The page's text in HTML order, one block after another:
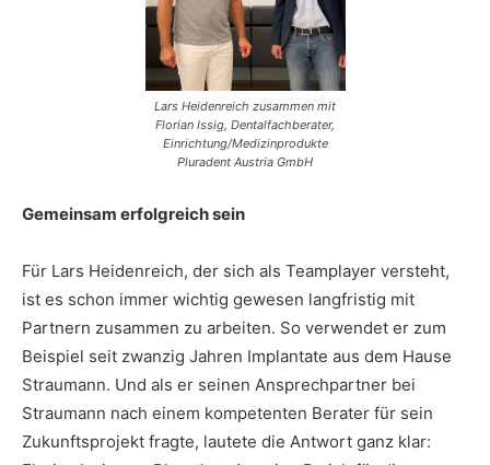
Lars Heidenreich zusammen mit
Florian Issig, Dentalfachberater,
Einrichtung/Medizinprodukte
Pluradent Austria GmbH
Gemeinsam erfolgreich sein
Für Lars Heidenreich, der sich als Teamplayer versteht,
ist es schon immer wichtig gewesen langfristig mit
Partnern zusammen zu arbeiten. So verwendet er zum
Beispiel seit zwanzig Jahren Implantate aus dem Hause
Straumann. Und als er seinen Ansprechpartner bei
Straumann nach einem kompetenten Berater für sein
Zukunftsprojekt fragte, lautete die Antwort ganz klar: